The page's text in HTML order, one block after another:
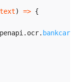
) => {
. ocr. bankcard